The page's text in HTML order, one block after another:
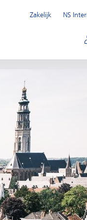
Zakelijk
NS